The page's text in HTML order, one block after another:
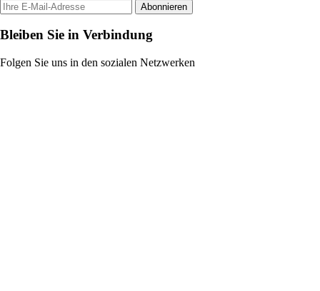
Abonnieren
Bleiben Sie in Verbindung
Folgen Sie uns in den sozialen Netzwerken